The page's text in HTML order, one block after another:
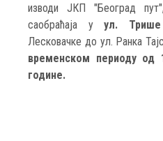
изводи ЈКП "Београд
саобраћаја уул. Трише
Лесковачке до ул. Ранка
временском периоду
године.